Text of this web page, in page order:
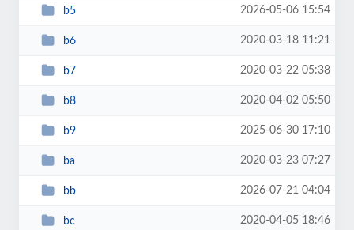
b5 2026-05-06 15:54
b6 2020-03-18 11:21
b7 2020-03-22 05:38
b8 2020-04-02 05:50
b9 2025-06-30 17:10
ba 2020-03-23 07:27
bb 2026-07-21 04:04
bc 2020-04-05 18:46